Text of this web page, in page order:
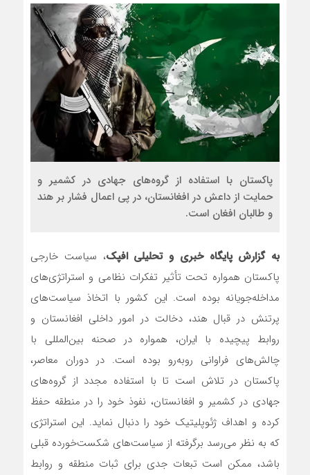
پاکستان با استفاده از گروه‌های جهادی در کشمیر و
حمایت از داعش در افغانستان، در پی اعمال فشار بر هند
و طالبان افغان است.
به گزارش پایگاه خبری و تحلیلی افپک، سیاست خارجی
پاکستان همواره تحت تأثیر تفکرات نظامی و استراتژی‌های
مداخله‌جویانه بوده است. این کشور با اتخاذ سیاست‌های
پرتنش در قبال هند، دخالت در امور داخلی افغانستان و
روابط پیچیده با ایران، همواره در صحنه بین‌المللی با
چالش‌های فراوانی روبه‌رو بوده است. در دوران معاصر،
پاکستان در تلاش است تا با استفاده مجدد از گروه‌های
جهادی در کشمیر و افغانستان، نفوذ خود را در منطقه حفظ
کرده و اهداف ژئوپلیتیک خود را دنبال نماید. این استراتژی
که به نظر می‌رسد برگرفته از سیاست‌های شکست‌خورده قبلی
باشد، ممکن است تبعات جدی برای ثبات منطقه و روابط